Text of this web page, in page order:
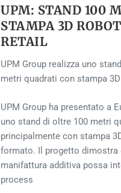
UPM: STAND 100
STAMPA 3D
RETAIL
UPM Group realizza uno
metri quadrati con stampa
UPM Group ha presentato a
uno stand di oltre 100 metri
principalmente con stampa
formato. Il progetto dimostra
manifattura additiva possa
process